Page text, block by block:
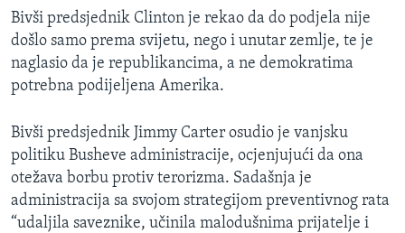
Bivši predsjednik Clinton je rekao da do podjela nije
došlo samo prema svijetu, nego i unutar zemlje, te je
naglasio da je republikancima, a ne demokratima
potrebna podijeljena Amerika.
Bivši predsjednik Jimmy Carter osudio je vanjsku
politiku Busheve administracije, ocjenjujući da ona
otežava borbu protiv terorizma. Sadašnja je
administracija sa svojom strategijom preventivnog rata
“udaljila saveznike, učinila malodušnima prijatelje i